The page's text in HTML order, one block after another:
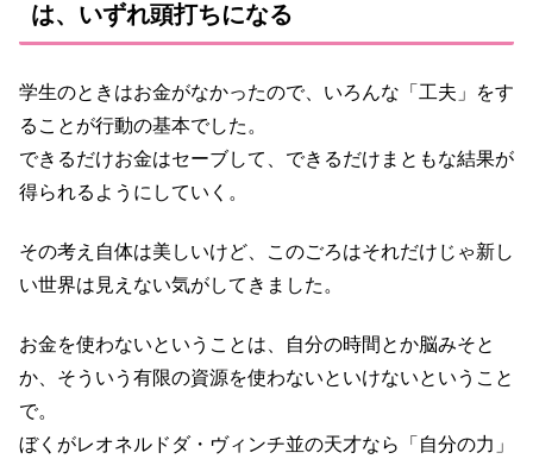
は、いずれ頭打ちになる
学生のときはお金がなかったので、いろんな「工夫」をす
ることが行動の基本でした。
できるだけお金はセーブして、できるだけまともな結果が
得られるようにしていく。
その考え自体は美しいけど、このごろはそれだけじゃ新し
い世界は見えない気がしてきました。
お金を使わないということは、自分の時間とか脳みそと
か、そういう有限の資源を使わないといけないということ
で。
ぼくがレオネルドダ・ヴィンチ並の天才なら「自分の力」